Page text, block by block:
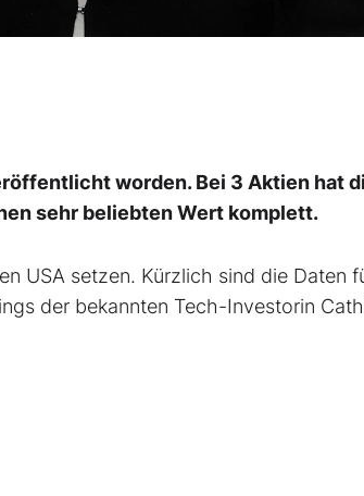
worden. Bei 3 Aktien hat
sehr beliebten Wert komplett.
USA setzen. Kürzlich sind die Daten
der bekannten Tech-Investorin